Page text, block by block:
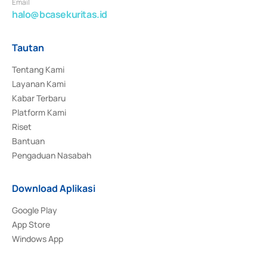
halo@bcasekuritas.id
Tautan
Tentang Kami
Layanan Kami
Kabar Terbaru
Platform Kami
Riset
Bantuan
Pengaduan Nasabah
Download Aplikasi
Google Play
App Store
Windows App